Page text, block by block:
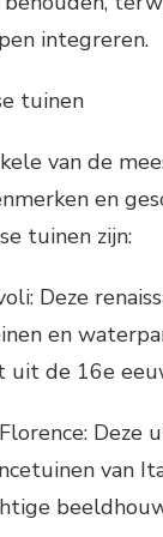
integreren.
tuinen
van de
en
tuinen zijn:
Deze
en
uit de 16e
van